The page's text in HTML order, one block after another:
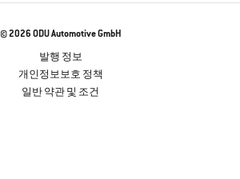
© 2026 ODU Automotive GmbH
발행 정보
개인정보보호 정책
일반 약관 및 조건